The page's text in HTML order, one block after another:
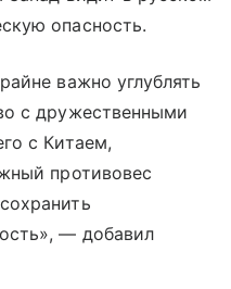
опасность.
важно углублять
с дружественными
с Китаем,
противовес
— добавил